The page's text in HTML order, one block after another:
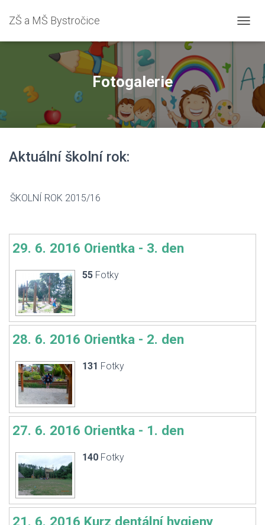
ZŠ a MŠ Bystročice
Fotogalerie
Aktuální školní rok:
ŠKOLNÍ ROK 2015/16
29. 6. 2016 Orientka - 3. den
55 Fotky
28. 6. 2016 Orientka - 2. den
131 Fotky
27. 6. 2016 Orientka - 1. den
140 Fotky
21. 6. 2016 Kurz dentální hygieny